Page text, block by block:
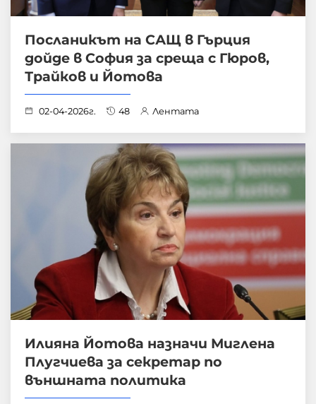
Посланикът на САЩ в Гърция
дойде в София за среща с Гюров,
Трайков и Йотова
02-04-2026г. 48 Лентата
Илияна Йотова назначи Миглена
Плугчиева за секретар по
външната политика